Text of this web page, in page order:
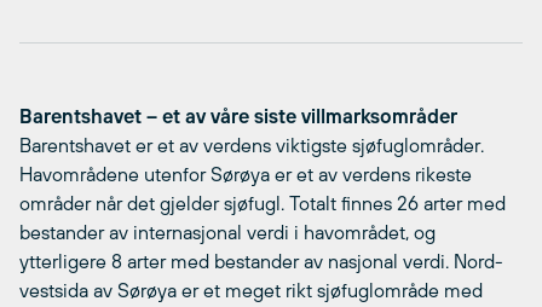
Barentshavet – et av våre siste villmarksområder
Barentshavet er et av verdens viktigste sjøfuglområder.
Havområdene utenfor Sørøya er et av verdens rikeste
områder når det gjelder sjøfugl. Totalt finnes 26 arter med
bestander av internasjonal verdi i havområdet, og
ytterligere 8 arter med bestander av nasjonal verdi. Nord-
vestsida av Sørøya er et meget rikt sjøfuglområde med